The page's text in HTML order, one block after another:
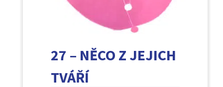
27 – NĚCO Z JEJICH
TVÁŘÍ